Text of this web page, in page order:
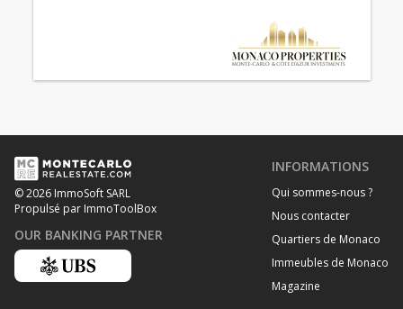
© 2026 ImmoSoft SARL
Propulsé par ImmoToolBox
OUR BANKING PARTNER
INFORMATIONS
Qui sommes-nous ?
Nous contacter
Quartiers de Monaco
Immeubles de Monaco
Magazine